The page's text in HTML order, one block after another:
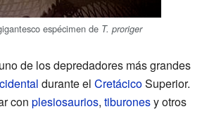
espécimen de T. proriger
de los depredadores más grandes
durante el CretácicoSuperior.
con plesiosaurios, tiburonesy otros